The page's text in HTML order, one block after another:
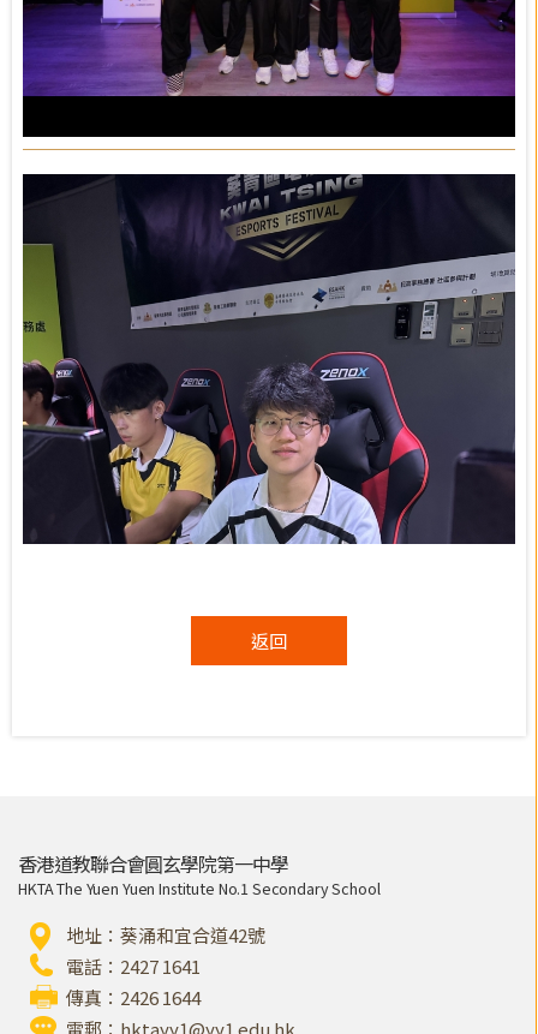
返回
香港道教聯合會圓玄學院第一中學
HKTA The Yuen Yuen Institute No.1 Secondary School
地址：葵涌和宜合道42號
電話：2427 1641
傳真：2426 1644
電郵： hktayy1@yy1.edu.hk